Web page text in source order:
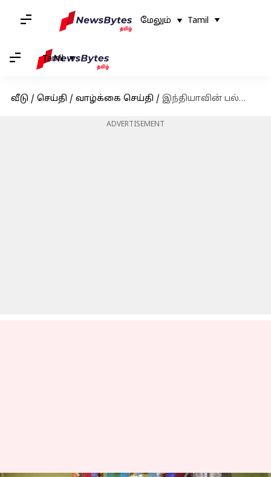
மேலும் Tamil
Tamil
வீடு / செய்தி / வாழ்க்கை செய்தி / இந்தியாவின் பல்வேறு பகுதிகளில் தசரா எவ்வாறு கொண்டாடப்படுகிறது: ஒரு பார்வை
ADVERTISEMENT